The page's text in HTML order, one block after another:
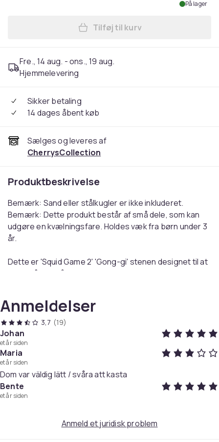
På lager
Læg Squid Game 2 Gonggi
Tilføj til kurv
Fre., 14 aug. - ons., 19 aug.
Hjemmelevering
Sikker betaling
14 dages åbent køb
Sælges og leveres af
CherrysCollection
Produktbeskrivelse
Bemærk: Sand eller stålkugler er ikke inkluderet.
Bemærk: Dette produkt består af små dele, som kan
udgøre en kvælningsfare. Holdes væk fra børn under 3
år.
Dette er 'Squid Game 2' 'Gong-gi' stenen designet til at
være så tæt på originalen som muligt.
Prøv at bruge den ved at fylde indersiden med ca. 2/3
sand eller stålkugler!
Materiale: PLA-plast
Fremstillet med 3D-teknologi.
Pakken indeholder:
Anmeldelser
3,7 (19)
Johan
et år siden
Maria
et år siden
Dom var väldig lätt / svåra att kasta
Bente
et år siden
Anmeld et juridisk problem